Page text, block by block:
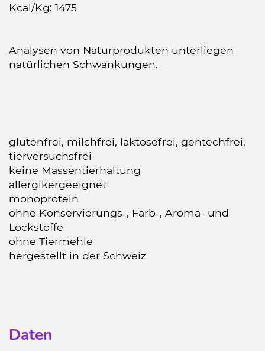
Kcal/Kg: 1475
Analysen von Naturprodukten unterliegen
natürlichen Schwankungen.
glutenfrei, milchfrei, laktosefrei, gentechfrei,
tierversuchsfrei
keine Massentierhaltung
allergikergeeignet
monoprotein
ohne Konservierungs-, Farb-, Aroma- und
Lockstoffe
ohne Tiermehle
hergestellt in der Schweiz
Daten